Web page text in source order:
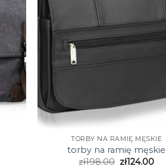
TORBY NA RAMIĘ MĘSKIE
torby na ramię męskie
zł198.00 zł124.00